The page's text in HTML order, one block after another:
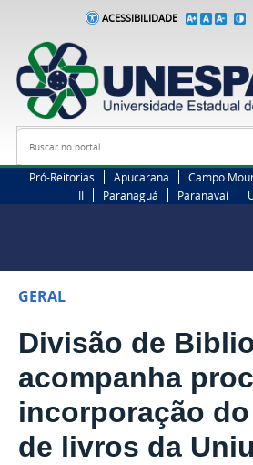
ACESSIBILIDADE
Busca
Pró-Reitorias Apucarana Campo
II
Paranaguá Paranavaí
GERAL
Divisão de
acompanha
incorporação
de livros da